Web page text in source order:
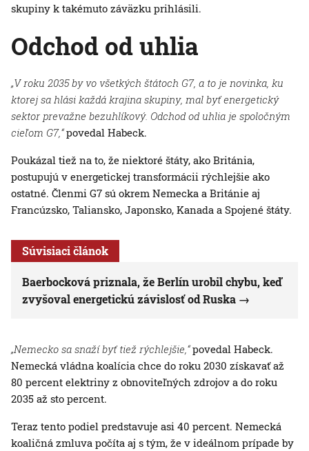
skupiny k takémuto záväzku prihlásili.
Odchod od uhlia
„V roku 2035 by vo všetkých štátoch G7, a to je novinka, ku
ktorej sa hlási každá krajina skupiny, mal byť energetický
sektor prevažne bezuhlíkový. Odchod od uhlia je spoločným
cieľom G7,“povedal Habeck.
Poukázal tiež na to, že niektoré štáty, ako Británia,
postupujú v energetickej transformácii rýchlejšie ako
ostatné. Členmi G7 sú okrem Nemecka a Británie aj
Francúzsko, Taliansko, Japonsko, Kanada a Spojené štáty.
Súvisiaci článok
Baerbocková priznala, že Berlín urobil chybu, keď
zvyšoval energetickú závislosť od Ruska
„Nemecko sa snaží byť tiež rýchlejšie,“povedal Habeck.
Nemecká vládna koalícia chce do roku 2030 získavať až
80 percent elektriny z obnoviteľných zdrojov a do roku
2035 až sto percent.
Teraz tento podiel predstavuje asi 40 percent. Nemecká
koaličná zmluva počíta aj s tým, že v ideálnom prípade by